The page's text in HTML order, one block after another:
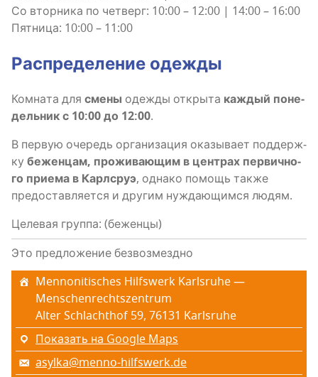
Со втор­ни­ка по чет­верг: 10:00 – 12:00 | 14:00 – 16:00
Пят­ни­ца: 10:00 – 11:00
Рас­пре­де­ле­ние одежды
Ком­на­та для сме­ны одеж­ды откры­та каж­дый поне­
дель­ник с 10:00 до 12:00.
В первую оче­редь орга­ни­за­ция ока­зы­ва­ет под­держ­
ку бежен­цам, про­жи­ва­ю­щим в цен­трах пер­вич­но­
го при­е­ма в Карлсруэ, одна­ко помощь так­же
предо­став­ля­ет­ся и дру­гим нуж­да­ю­щим­ся людям.
Целевая группа: (беженцы)
Это предложение безвозмездно
Mennonitisches Hilfswerk Karlsruhe —
Menschenrechtszentrum
Alter Schlachthof 59, 76131 Karlsruhe
Показать на Google Maps
asylka@menno-hilfswerk.de